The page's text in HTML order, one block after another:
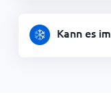
Kann es